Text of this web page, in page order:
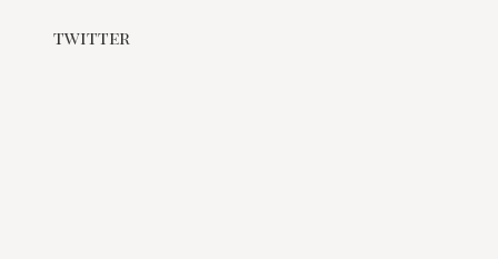
twitter